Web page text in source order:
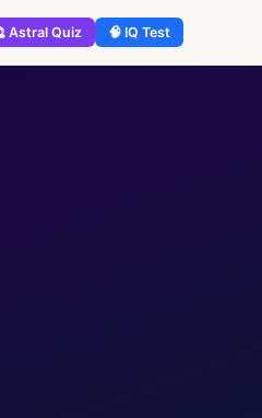
Astral Quiz 🧠 IQ Test